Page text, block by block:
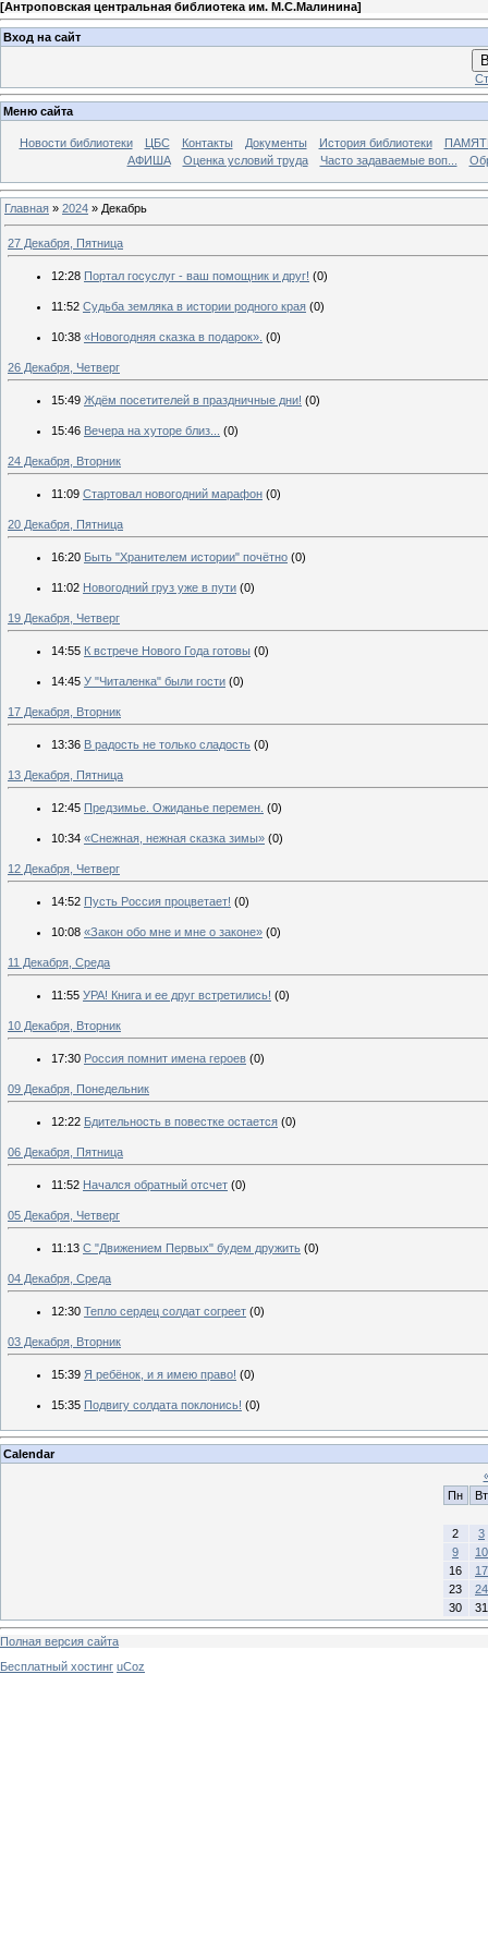
[Антроповская центральная библиотека им. М.С.Малинина]
Вход на сайт
Меню сайта
Новости библиотеки ЦБС Контакты Документы История библиотеки
АФИША
Оценка условий труда Часто задаваемые воп...
Главная » 2024 » Декабрь
27 Декабря, Пятница
12:28 Портал госуслуг - ваш помощник и друг! (0)
11:52 Судьба земляка в истории родного края (0)
10:38 «Новогодняя сказка в подарок». (0)
26 Декабря, Четверг
15:49 Ждём посетителей в праздничные дни! (0)
15:46 Вечера на хуторе близ... (0)
24 Декабря, Вторник
11:09 Стартовал новогодний марафон (0)
20 Декабря, Пятница
16:20 Быть "Хранителем истории" почётно (0)
11:02 Новогодний груз уже в пути (0)
19 Декабря, Четверг
14:55 К встрече Нового Года готовы (0)
14:45 У "Читаленка" были гости (0)
17 Декабря, Вторник
13:36 В радость не только сладость (0)
13 Декабря, Пятница
12:45 Предзимье. Ожиданье перемен. (0)
10:34 «Снежная, нежная сказка зимы» (0)
12 Декабря, Четверг
14:52 Пусть Россия процветает! (0)
10:08 «Закон обо мне и мне о законе» (0)
11 Декабря, Среда
11:55 УРА! Книга и ее друг встретились! (0)
10 Декабря, Вторник
17:30 Россия помнит имена героев (0)
09 Декабря, Понедельник
12:22 Бдительность в повестке остается (0)
06 Декабря, Пятница
11:52 Начался обратный отсчет (0)
05 Декабря, Четверг
11:13 С "Движением Первых" будем дружить (0)
04 Декабря, Среда
12:30 Тепло сердец солдат согреет (0)
03 Декабря, Вторник
15:39 Я ребёнок, и я имею право! (0)
15:35 Подвигу солдата поклонись! (0)
Calendar
Пн
Вт
2
3
9
10
16
17
23
24
30
31
Полная версия сайта
Бесплатный хостинг uCoz